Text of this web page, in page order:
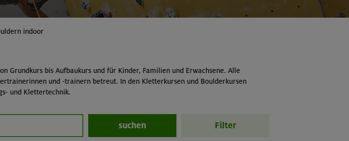
indoor
bis Aufbaukurs und für Kinder, Familien und Erwachsene. Alle
und -trainern betreut. In den Kletterkursen und Boulderkursen
und Klettertechnik.
suchen Filter